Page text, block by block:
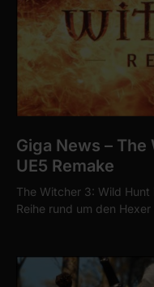
Giga News –
UE5 Remake
The Witcher 3: Wild
Reihe rund um den